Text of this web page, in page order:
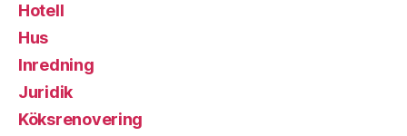
Hotell
Hus
Inredning
Juridik
Köksrenovering